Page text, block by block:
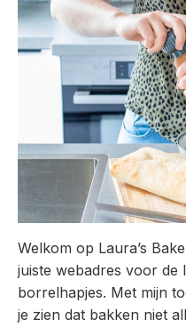
Welkom op Laura’s
juiste webadres voor de
borrelhapjes. Met mijn
je zien dat bakken niet